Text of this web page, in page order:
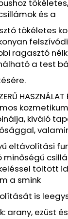
és a
tökéletes
ragasztó
a test
kiváló
eltávolítási
minőségű
töltött
a smink
is
arany, ezüst
VÍZÁLLÓ
FEKETE, 7,6 ML